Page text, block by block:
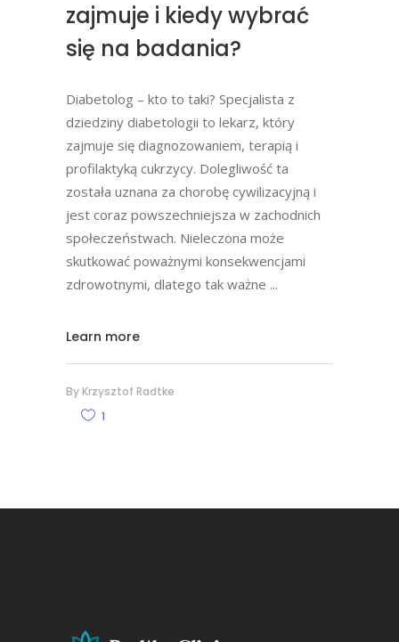
zajmuje i kiedy wybrać
się na badania?
Diabetolog – kto to taki? Specjalista z
dziedziny diabetologii to lekarz, który
zajmuje się diagnozowaniem, terapią i
profilaktyką cukrzycy. Dolegliwość ta
została uznana za chorobę cywilizacyjną i
jest coraz powszechniejsza w zachodnich
społeczeństwach. Nieleczona może
skutkować poważnymi konsekwencjami
zdrowotnymi, dlatego tak ważne
Learn more
By Krzysztof Radtke
1